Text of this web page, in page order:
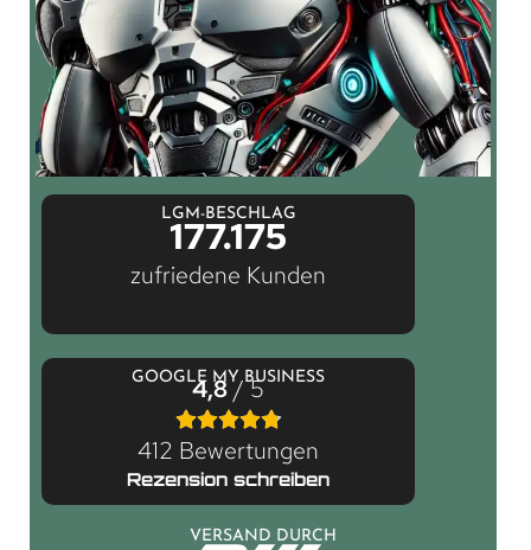
LGM-BESCHLAG
177.175
zufriedene Kunden
GOOGLE MY BUSINESS
4,8/ 5
412 Bewertungen
Rezension schreiben
VERSAND DURCH